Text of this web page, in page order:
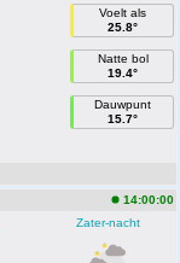
Voelt als
25.8°
Natte bol
19.4°
Dauwpunt
15.7°
14:00:00
Zater-nacht